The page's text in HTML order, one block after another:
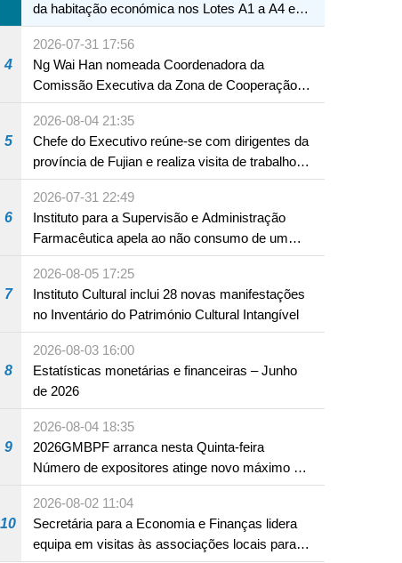
da habitação económica nos Lotes A1 a A4 e
A12 da Zona A dos Novos Aterros
4
2026-07-31 17:56
Ng Wai Han nomeada Coordenadora da
Comissão Executiva da Zona de Cooperação
Aprofundada entre Guangdong e Macau em
Hengqin
5
2026-08-04 21:35
Chefe do Executivo reúne-se com dirigentes da
província de Fujian e realiza visita de trabalho
em Fuzhou
6
2026-07-31 22:49
Instituto para a Supervisão e Administração
Farmacêutica apela ao não consumo de um
produto com substâncias medicamentosas
ocidentais
7
2026-08-05 17:25
Instituto Cultural inclui 28 novas manifestações
no Inventário do Património Cultural Intangível
8
2026-08-03 16:00
Estatísticas monetárias e financeiras – Junho
de 2026
9
2026-08-04 18:35
2026GMBPF arranca nesta Quinta-feira
Número de expositores atinge novo máximo em
18 anos
10
2026-08-02 11:04
Secretária para a Economia e Finanças lidera
equipa em visitas às associações locais para